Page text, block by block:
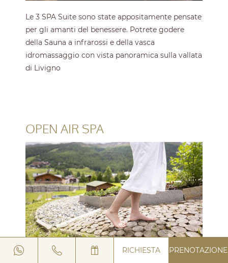
RICHIESTA PRENOTAZIONE
Le 3 SPA Suite sono state appositamente pensate
per gli amanti del benessere. Potrete godere
della Sauna a infrarossi e della vasca
idromassaggio con vista panoramica sulla vallata
di Livigno
OPEN AIR SPA
Il nostro percorso Barefooting si sviluppa nel